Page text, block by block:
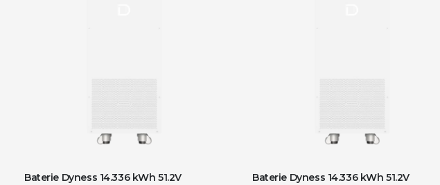
Baterie Dyness 14.336 kWh 51.2V
Baterie Dyness 14.336 kWh 51.2V